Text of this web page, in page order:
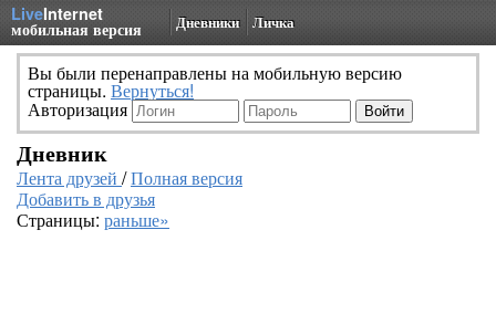
LiveInternet
мобильная версия Дневники Личка
Вы были перенаправлены на мобильную версию
страницы. Вернуться!
Авторизация
Дневник
Лента друзей /Полная версия
Добавить в друзья
Страницы: раньше»